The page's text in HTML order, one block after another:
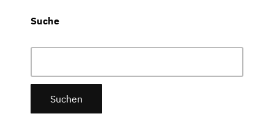
Suche